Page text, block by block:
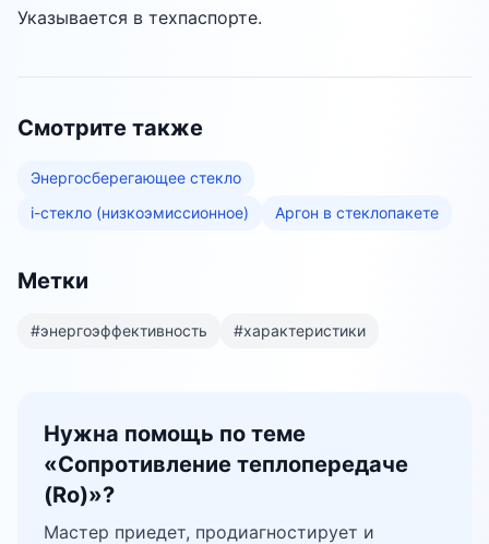
Указывается в техпаспорте.
Смотрите также
Энергосберегающее стекло
i-стекло (низкоэмиссионное)
Аргон в стеклопакете
Метки
#энергоэффективность #характеристики
Нужна помощь по теме
«Сопротивление теплопередаче
(Ro)»?
Мастер приедет, продиагностирует и